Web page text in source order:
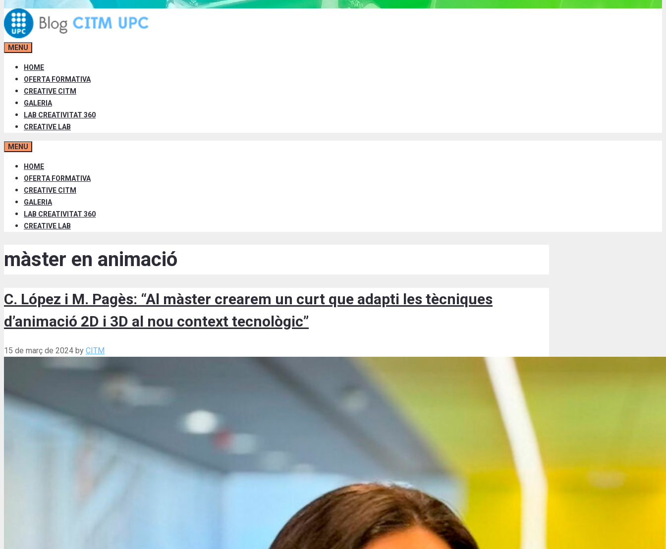
MENU
HOME
OFERTA FORMATIVA
CREATIVE CITM
GALERIA
LAB CREATIVITAT 360
CREATIVE LAB
MENU
HOME
OFERTA FORMATIVA
CREATIVE CITM
GALERIA
LAB CREATIVITAT 360
CREATIVE LAB
màster en animació
C. López i M. Pagès: “Al màster crearem un curt que adapti les tècniques
d’animació 2D i 3D al nou context tecnològic”
15 de març de 2024 by CITM